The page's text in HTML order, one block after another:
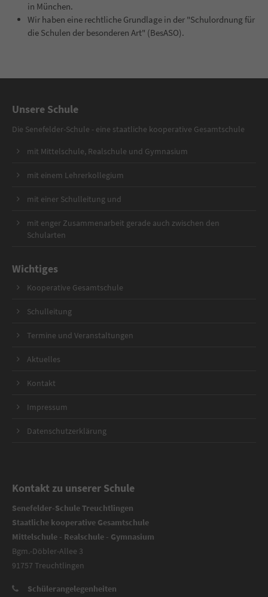
in München.
Wir haben eine rechtliche Grundlage in der "Schulordnung für
die Schulen der besonderen Art" (BesASO).
Unsere Schule
Die Senefelder-Schule - eine staatliche kooperative Gesamtschule
mit Mittelschule, Realschule und Gymnasium
mit einem Lehrerkollegium
mit einer Schulleitung und
mit enger Zusammenarbeit gerade auch zwischen den
Schularten
Wichtiges
Kooperative Gesamtschule
Schulleitung
Termine und Veranstaltungen
Aktuelles
Kontakt
Impressum
Datenschutzerklärung
Kontakt zu unserer Schule
Senefelder-Schule Treuchtlingen
Staatliche kooperative Gesamtschule
Mittelschule - Realschule - Gymnasium
Bgm.-Döbler-Allee 3
91757 Treuchtlingen
Schülerangelegenheiten